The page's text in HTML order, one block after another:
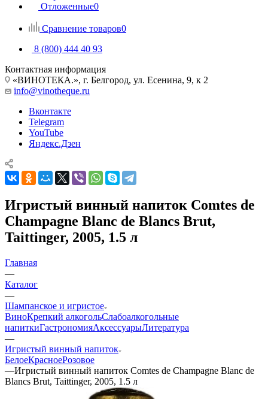
Отложенные0
Сравнение товаров0
8 (800) 444 40 93
Контактная информация
«ВИНОТЕКА.», г. Белгород, ул. Есенина, 9, к 2
info@vinotheque.ru
Вконтакте
Telegram
YouTube
Яндекс.Дзен
Игристый винный напиток Comtes de
Champagne Blanc de Blancs Brut,
Taittinger, 2005, 1.5 л
Главная
—
Каталог
—
Шампанское и игристое
ВиноКрепкий алкогольСлабоалкогольные
напиткиГастрономияАксессуарыЛитература
—
Игристый винный напиток
БелоеКрасноеРозовое
—Игристый винный напиток Comtes de Champagne Blanc de
Blancs Brut, Taittinger, 2005, 1.5 л